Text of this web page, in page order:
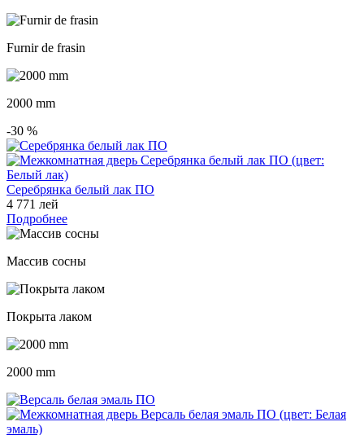
Furnir de frasin
2000 mm
-30 %
Серебрянка белый лак ПО
4 771 лей
Подробнее
Массив сосны
Покрыта лаком
2000 mm